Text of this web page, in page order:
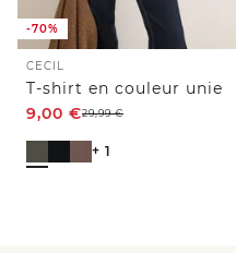
-70%
CECIL
T-shirt en couleur unie
9,00 €29,99€
+ 1